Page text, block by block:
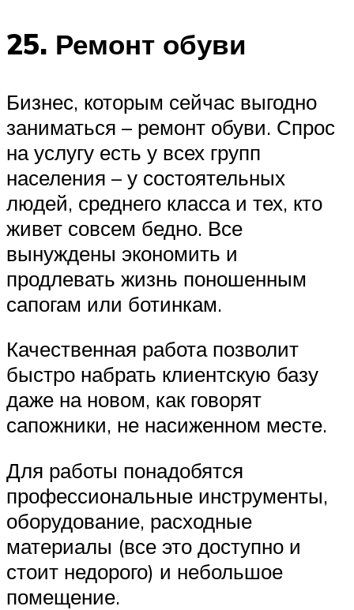
25. Ремонт обуви
Бизнес, которым сейчас выгодно
заниматься – ремонт обуви. Спрос
на услугу есть у всех групп
населения – у состоятельных
людей, среднего класса и тех, кто
живет совсем бедно. Все
вынуждены экономить и
продлевать жизнь поношенным
сапогам или ботинкам.
Качественная работа позволит
быстро набрать клиентскую базу
даже на новом, как говорят
сапожники, не насиженном месте.
Для работы понадобятся
профессиональные инструменты,
оборудование, расходные
материалы (все это доступно и
стоит недорого) и небольшое
помещение.